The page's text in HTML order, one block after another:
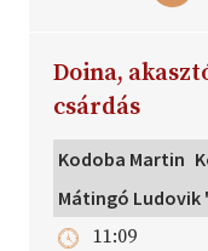
Doina,
csárdás
Kodoba Martin
Mátingó Ludovik
11:09